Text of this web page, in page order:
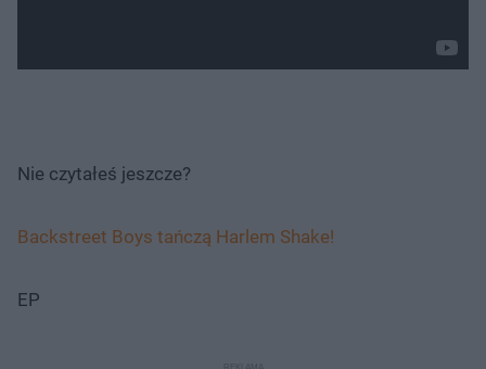
Nie czytałeś jeszcze?
Backstreet Boys tańczą Harlem Shake!
EP